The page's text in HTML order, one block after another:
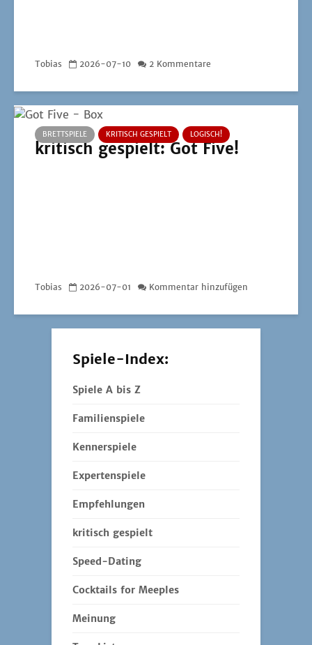
Tobias 2026-07-10 2 Kommentare
BRETTSPIELE KRITISCH GESPIELT LOGISCH!
kritisch gespielt: Got Five!
Tobias 2026-07-01 Kommentar hinzufügen
Spiele-Index:
Spiele A bis Z
Familienspiele
Kennerspiele
Expertenspiele
Empfehlungen
kritisch gespielt
Speed-Dating
Cocktails for Meeples
Meinung